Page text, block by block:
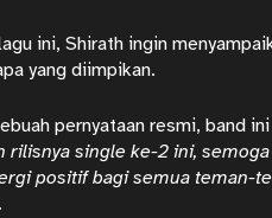
ini, Shirath ingin
yang diimpikan.
pernyataan resmi, band
rilisnya single ke-2 ini,
positif bagi semua teman-